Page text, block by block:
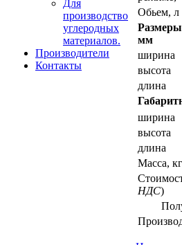
Для
производство
углеродных
материалов.
Производители
Контакты
Обьем, л
Размеры
мм
ширина
высота
длина
ширина
высота
длина
Масса, кг
НДС)